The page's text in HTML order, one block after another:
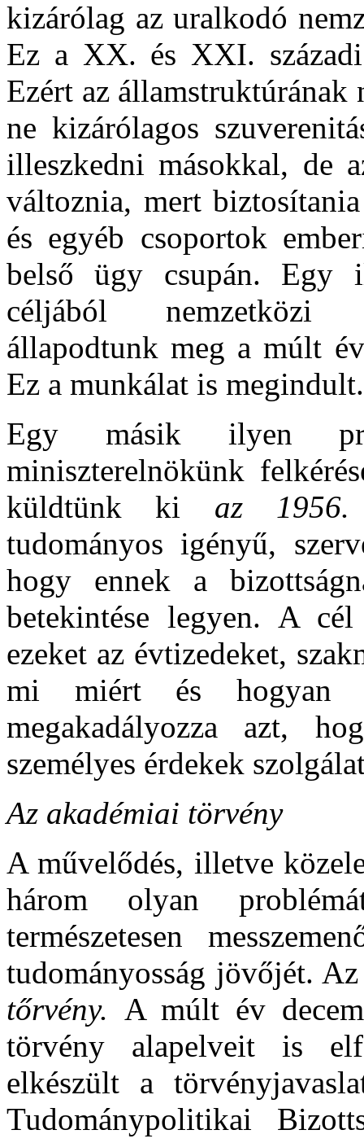
kizárólag az uralkodó
Ez a XX. és XXI. századi
Ezért az
ne kizárólagos
illeszkedni másokkal, de
változnia, mert
és egyéb csoportok
belső ügy csupán. Egy
céljából nemzetközi
állapodtunk meg a múlt
Ez a munkálat is megindult.
Egy másik ilyen
miniszterelnökünk
küldtünk ki az
tudományos igényű,
hogy ennek a
betekintése legyen. A
ezeket az évtizedeket,
mi miért és hogyan
megakadályozza azt,
személyes érdekek
Az akadémiai törvény
A művelődés, illetve
három olyan
természetesen
tudományosság jövőjét.
tőrvény. A múlt év
törvény alapelveit is
elkészült a
Tudománypolitikai